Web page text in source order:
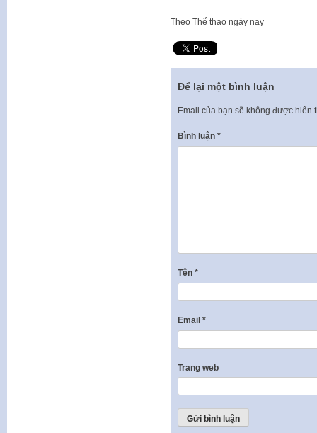
Theo Thể thao ngày nay
Để lại một bình luận
Email của bạn sẽ không được hiển
Bình luận *
Tên *
Email *
Trang web